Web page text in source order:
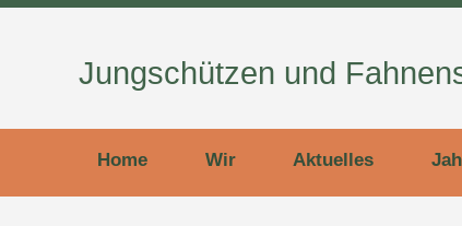
Jungschützen und
Home Wir Aktuelles